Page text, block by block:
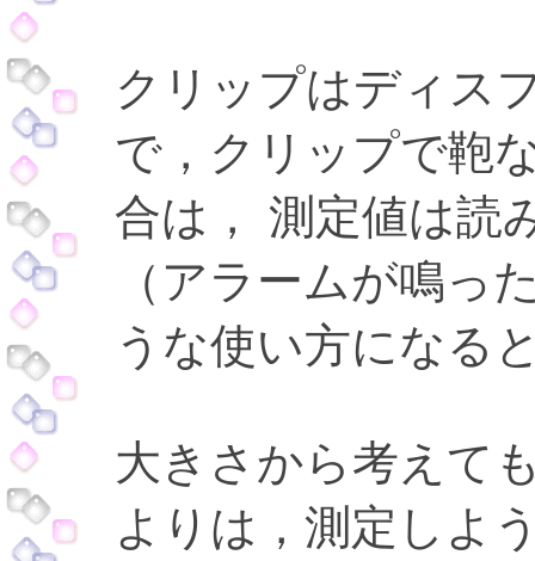
クリップはディス
で，クリップで鞄
合は， 測定値は読
（アラームが鳴っ
うな使い方になる
大きさから考えて
よりは，測定しよ